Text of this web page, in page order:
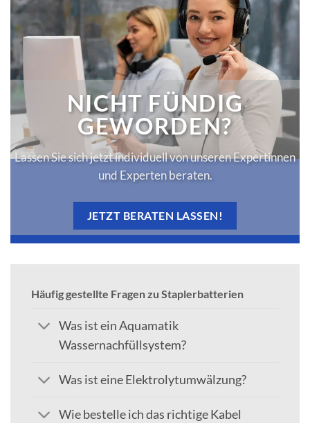
NICHT FÜNDIG
GEWORDEN?
Lassen Sie sich jetzt individuell von unseren Expertinnen
und Experten beraten.
JETZT BERATEN LASSEN!
Häufig gestellte Fragen zu Staplerbatterien
Was ist ein Aquamatik
Wassernachfüllsystem?
Was ist eine Elektrolytumwälzung?
Wie bestelle ich das richtige Kabel